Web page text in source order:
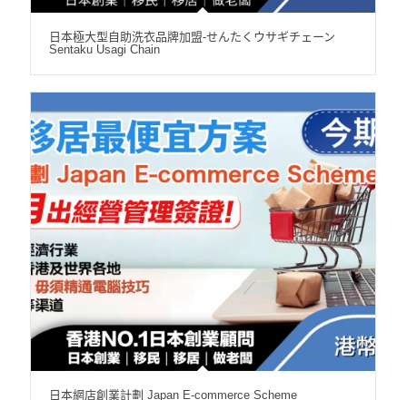
日本極大型自助洗衣品牌加盟-せんたくウサギチェーン
Sentaku Usagi Chain
日本網店創業計劃 Japan E-commerce Scheme